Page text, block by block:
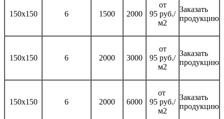
150х150 6 1500 2000
от
95 руб./
м2
Заказать
продукцию
150х150 6 2000 3000
от
95 руб./
м2
Заказать
продукцию
150х150 6 2000 6000
от
95 руб./
м2
Заказать
продукцию